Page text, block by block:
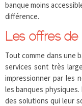
banque moins
différence.
Les offres de
Tout comme dans une
services sont très
impressionner par les
les banques
des solutions qui leur